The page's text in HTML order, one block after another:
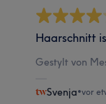
Haarschnitt
Gestylt von
Svenja•vor